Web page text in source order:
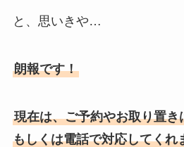
と、思いきや…
朗報です！
現在は、ご予約やお取り置
もしくは電話で対応してくれ